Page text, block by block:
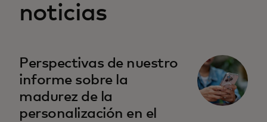
noticias
Perspectivas de nuestro
informe sobre la
madurez de la
personalización en el
se abre en una pestaña nueva